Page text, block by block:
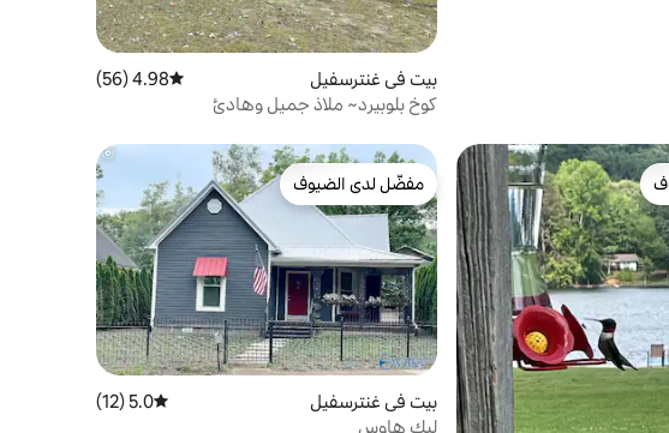
بيت في غنترسفيل متوسط التقييم 4.98 من 5، 56 مراجعات
4.98 (56)
كوخ بلوبيرد~ ملاذ جميل وهادئ
مفضّل لدى الضيوف
مفضّل لدى الضيوف
بيت في غنترسفيل متوسط التقييم 5.0 من 5، 12 مراجعات
5.0 (12)
ليك هاوس